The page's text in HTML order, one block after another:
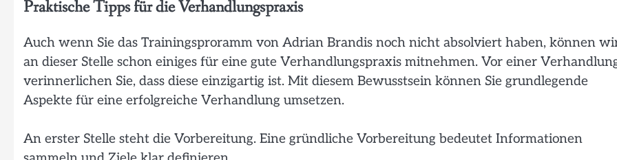
Praktische Tipps für die Verhandlungspraxis
Auch wenn Sie das Trainingsproramm von Adrian Brandis noch nicht absolviert haben, können
an dieser Stelle schon einiges für eine gute Verhandlungspraxis mitnehmen. Vor einer
verinnerlichen Sie, dass diese einzigartig ist. Mit diesem Bewusstsein können Sie grundlegende
Aspekte für eine erfolgreiche Verhandlung umsetzen.
An erster Stelle steht die Vorbereitung. Eine gründliche Vorbereitung bedeutet Informationen